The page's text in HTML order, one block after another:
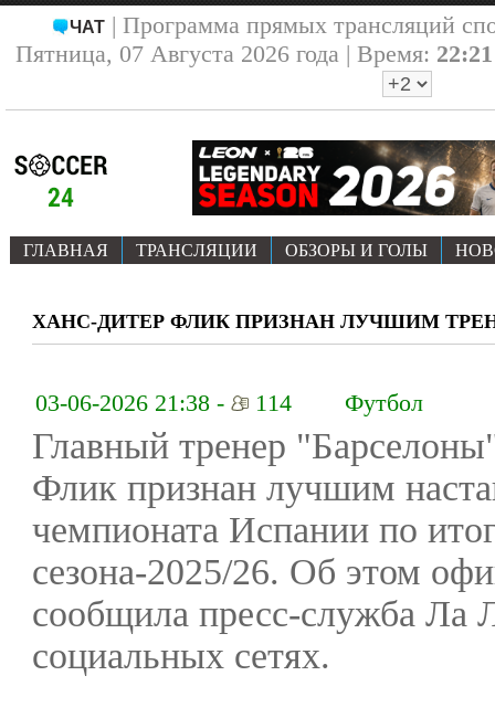
ЧАТ| Программа прямых трансляций
Пятница, 07 Августа 2026 года | Время: 22:21
ГЛАВНАЯ ТРАНСЛЯЦИИ ОБЗОРЫ И ГОЛЫ
ХАНС-ДИТЕР ФЛИК ПРИЗНАН ЛУЧШИМ
03-06-2026 21:38 - 114 Футбол
Главный тренер
Флик признан лучшим
чемпионата Испании по
сезона-2025/26. Об этом
сообщила пресс-служба Ла
социальных сетях.